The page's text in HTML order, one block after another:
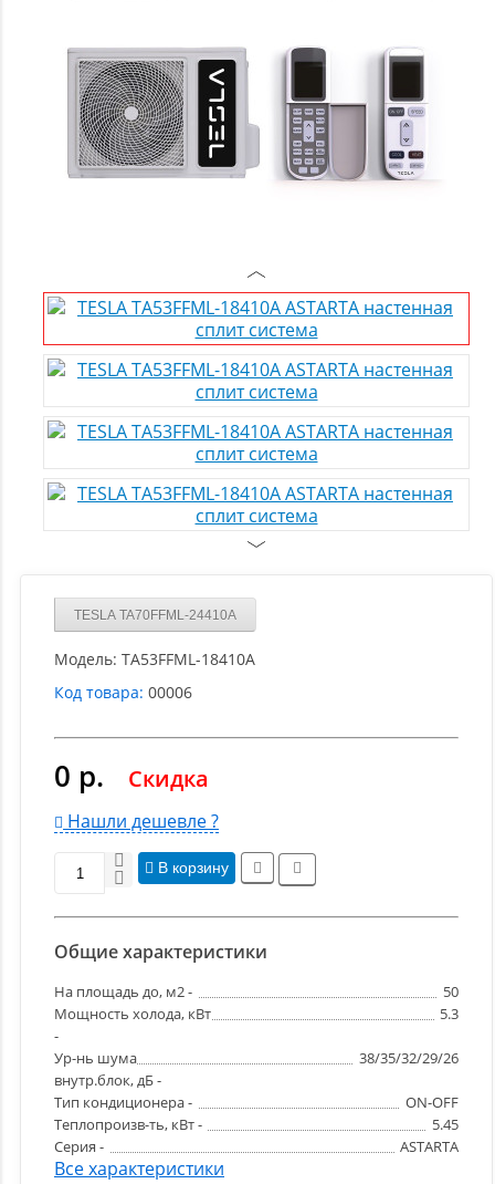
TESLA TA70FFML-24410A
Модель: TA53FFML-18410A
Код товара: 00006
0 р. Скидка
Нашли дешевле ?
В корзину
Общие характеристики
На площадь до, м2 -
50
Мощность холода, кВт
-
5.3
Ур-нь шума
внутр.блок, дБ -
38/35/32/29/26
Тип кондиционера -
ON-OFF
Теплопроизв-ть, кВт -
5.45
Серия -
ASTARTA
Все характеристики